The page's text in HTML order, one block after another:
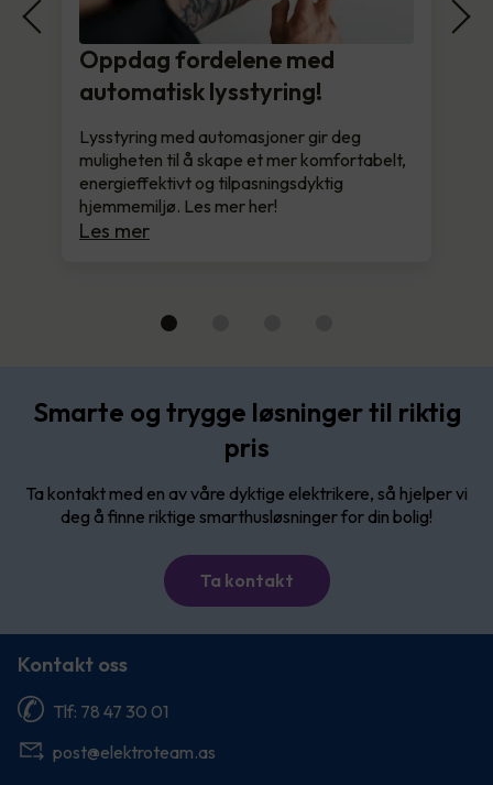
Oppdag fordelene med
automatisk lysstyring!
Lysstyring med automasjoner gir deg
muligheten til å skape et mer komfortabelt,
energieffektivt og tilpasningsdyktig
hjemmemiljø. Les mer her!
Les mer
Smarte og trygge løsninger til riktig
pris
Ta kontakt med en av våre dyktige elektrikere, så hjelper vi
deg å finne riktige smarthusløsninger for din bolig!
Ta kontakt
Kontakt oss
Tlf: 78 47 30 01
post@elektroteam.as